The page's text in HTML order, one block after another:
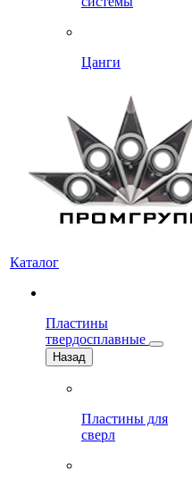
Цанги
Каталог
Пластины
твердосплавные
Назад
Пластины для
сверл